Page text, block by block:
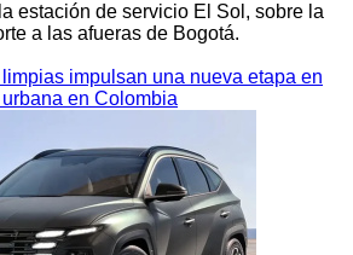
estación de servicio El Sol, sobre la
a las afueras de Bogotá.
impulsan una nueva etapa en
en Colombia